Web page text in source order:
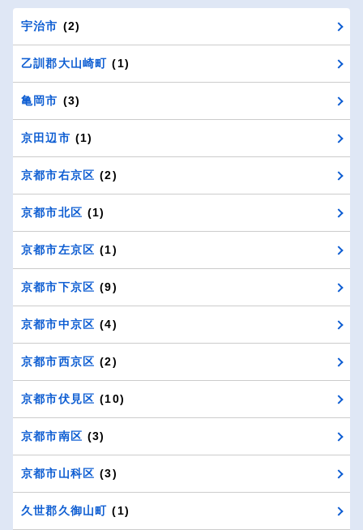
宇治市 (2)
乙訓郡大山崎町 (1)
亀岡市 (3)
京田辺市 (1)
京都市右京区 (2)
京都市北区 (1)
京都市左京区 (1)
京都市下京区 (9)
京都市中京区 (4)
京都市西京区 (2)
京都市伏見区 (10)
京都市南区 (3)
京都市山科区 (3)
久世郡久御山町 (1)